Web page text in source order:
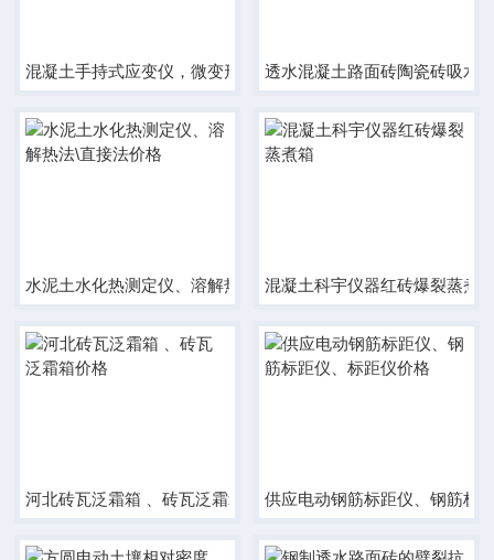
混凝土手持式应变仪，微变形测量仪价格厂家透水混凝土路面砖陶瓷砖吸水
水泥土水化热测定仪、溶解热法\直接法价格混凝土科宇仪器红砖爆裂蒸煮
河北砖瓦泛霜箱 、砖瓦泛霜箱价格供应电动钢筋标距仪、钢筋标